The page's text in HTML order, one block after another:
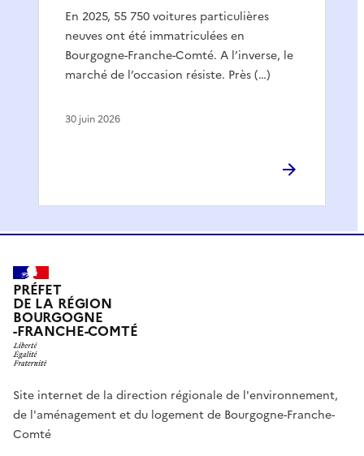
En 2025, 55 750 voitures particulières
neuves ont été immatriculées en
Bourgogne-Franche-Comté. A l’inverse, le
marché de l’occasion résiste. Près (…)
30 juin 2026
PRÉFET
DE LA RÉGION
BOURGOGNE
-FRANCHE-COMTÉ
Site internet de la direction régionale de l'environnement,
de l'aménagement et du logement de Bourgogne-Franche-
Comté